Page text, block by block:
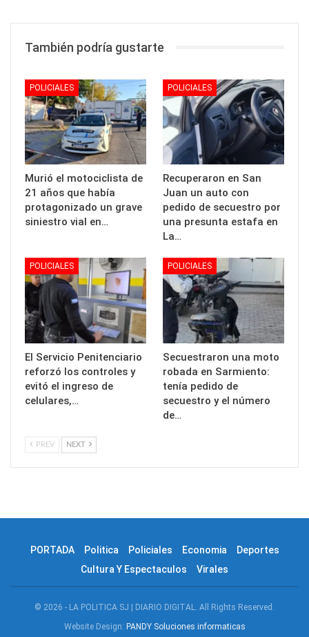
También podría gustarte
POLICIALES
Murió el motociclista de
21 años que había
protagonizado un grave
siniestro vial en…
POLICIALES
Recuperaron en San
Juan un auto con
pedido de secuestro por
una presunta estafa en
La…
POLICIALES
El Servicio Penitenciario
reforzó los controles y
evitó el ingreso de
celulares,…
POLICIALES
Secuestraron una moto
robada en Sarmiento:
tenía pedido de
secuestro y el número
de…
PREV NEXT
PORTADA Politica Policiales Economia
Deportes
Cultura Y Espectaculos
Virales
© 2026 - LA POLITICA SJ | DIARIO DIGITAL. All Rights Reserved.
Website Design: PANDY Soluciones informaticas